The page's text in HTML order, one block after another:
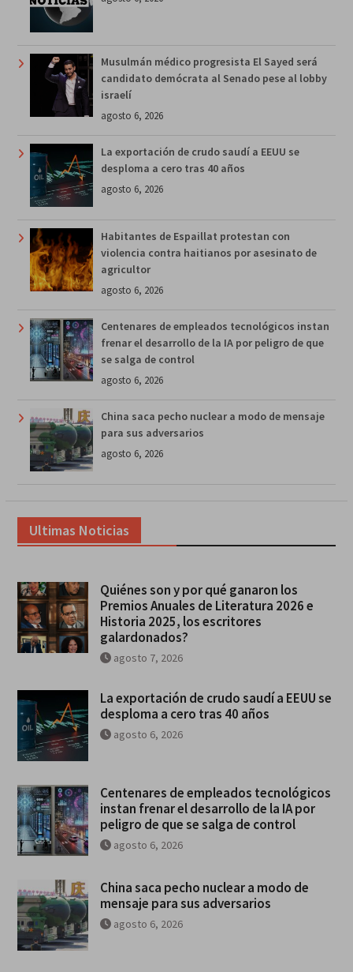
Musulmán médico progresista El Sayed será
candidato demócrata al Senado pese al lobby
israelí
agosto 6, 2026
La exportación de crudo saudí a EEUU se
desploma a cero tras 40 años
agosto 6, 2026
Habitantes de Espaillat protestan con
violencia contra haitianos por asesinato de
agricultor
agosto 6, 2026
Centenares de empleados tecnológicos instan
frenar el desarrollo de la IA por peligro de que
se salga de control
agosto 6, 2026
China saca pecho nuclear a modo de mensaje
para sus adversarios
agosto 6, 2026
Ultimas Noticias
Quiénes son y por qué ganaron los
Premios Anuales de Literatura 2026 e
Historia 2025, los escritores
galardonados?
agosto 7, 2026
La exportación de crudo saudí a EEUU se
desploma a cero tras 40 años
agosto 6, 2026
Centenares de empleados tecnológicos
instan frenar el desarrollo de la IA por
peligro de que se salga de control
agosto 6, 2026
China saca pecho nuclear a modo de
mensaje para sus adversarios
agosto 6, 2026